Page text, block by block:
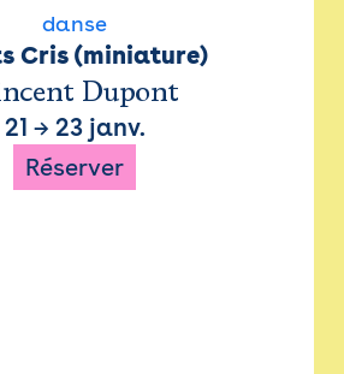
danse
Cris (miniature)
Dupont
21 → 23 janv.
Réserver